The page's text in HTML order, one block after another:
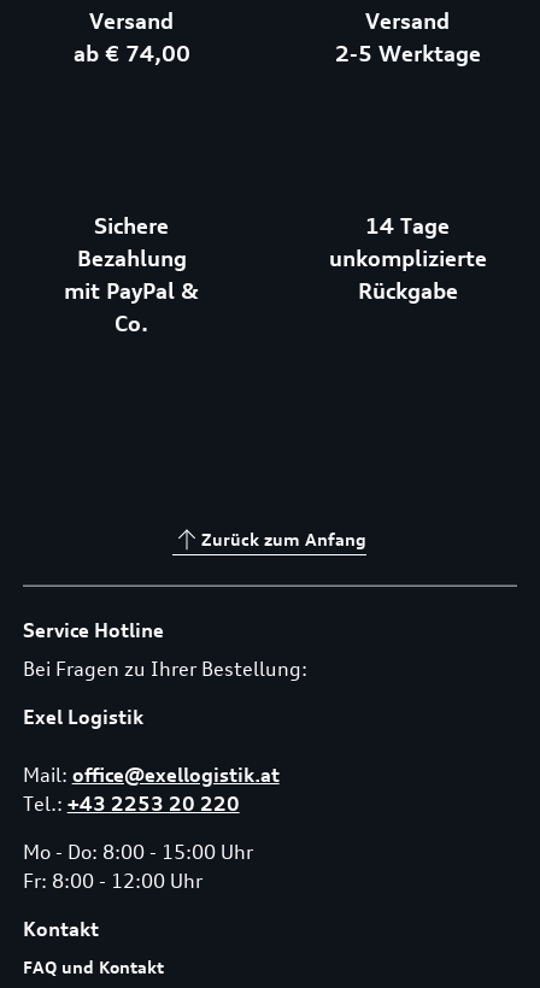
Versand
ab € 74,00
Versand
2-5 Werktage
Sichere
Bezahlung
mit PayPal &
Co.
14 Tage
unkomplizierte
Rückgabe
Zurück zum Anfang
Service Hotline
Bei Fragen zu Ihrer Bestellung:
Exel Logistik
Mail: office@exellogistik.at
Tel.: +43 2253 20 220
Mo - Do: 8:00 - 15:00 Uhr
Fr: 8:00 - 12:00 Uhr
Kontakt
FAQ und Kontakt